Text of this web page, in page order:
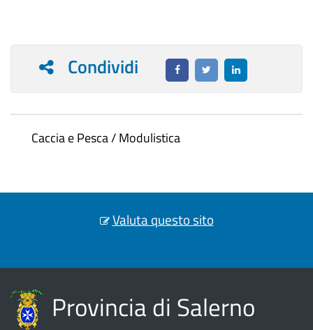
Condividi
Caccia e Pesca / Modulistica
Valuta questo sito
Provincia di Salerno